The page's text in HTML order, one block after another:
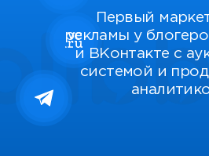
Первый
рекламы у
и ВКонтакте с
системой и